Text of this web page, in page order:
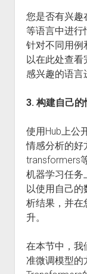
您是否有兴趣
等语言中进行
针对不同用例
以在此处查看
感兴趣的语言
3. 构建自己
使用Hub上公
情感分析的好
transformers
机器学习任务
以使用自己的
析结果，并在
升。
在本节中，我
准微调模型的